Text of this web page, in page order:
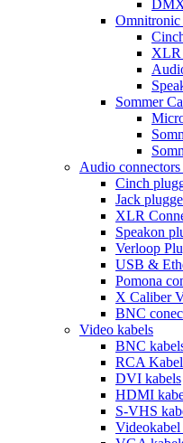
Omnitronic
XLR
Sommer
Audio
Cinch
Jack
XLR
Speakon
Verloop
USB &
Pomona
X Caliber
BNC
Video kabels
BNC
RCA
DVI kabels
HDMI
S-VHS